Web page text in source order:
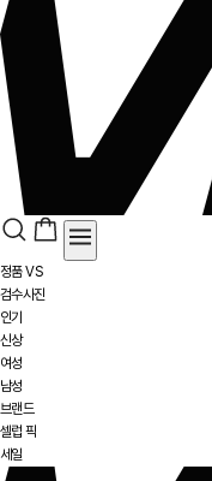
정품 VS
검수사진
인기
신상
여성
남성
브랜드
셀럽 픽
세일